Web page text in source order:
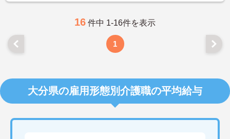
16 件中 1-16件を表示
1
大分県の雇用形態別介護職の平均給与